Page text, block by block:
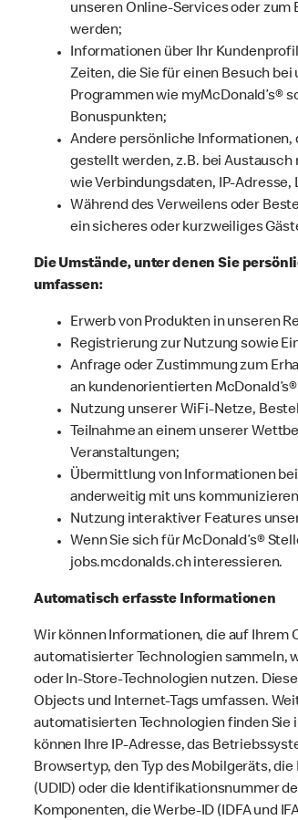
unseren Online-Services oder zum
werden;
Informationen über Ihr
Zeiten, die Sie für einen Besuch
Programmen wie myMcDonald’s®
Bonuspunkten;
Andere persönliche Informationen,
gestellt werden, z.B. bei
wie Verbindungsdaten, IP-
Während des Verweilens oder
ein sicheres oder kurzweiliges
Die Umstände, unter denen Sie
umfassen:
Erwerb von Produkten in unseren
Registrierung zur Nutzung sowie
Anfrage oder Zustimmung zum
an kundenorientierten
Nutzung unserer WiFi-Netze,
Teilnahme an einem unserer
Veranstaltungen;
Übermittlung von Informationen
anderweitig mit uns
Nutzung interaktiver Features
Wenn Sie sich für McDonald’s®
jobs.mcdonalds.ch interessieren.
Automatisch erfasste Informationen
Wir können Informationen, die auf
automatisierter Technologien sammeln,
oder In-Store-Technologien nutzen.
Objects und Internet-Tags umfassen.
automatisierten Technologien finden Sie
können Ihre IP-Adresse, das
Browsertyp, den Typ des Mobilgeräts,
(UDID) oder die Identifikationsnummer
Komponenten, die Werbe-ID (IDFA und